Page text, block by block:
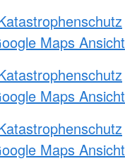
Maps Ansicht
Maps Ansicht
Maps Ansicht